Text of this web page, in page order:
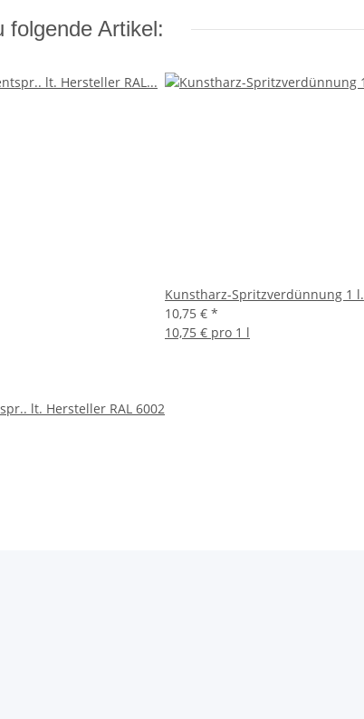
folgende Artikel:
lt. Hersteller RAL 6002
Kunstharz-Spritzverdünnung 1 l.
10,75 € *
10,75 € pro 1 l